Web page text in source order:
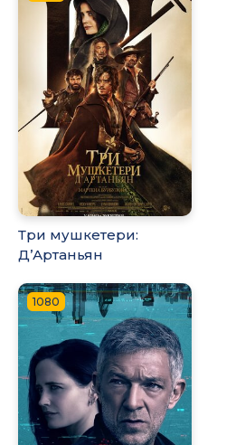
Три мушкетери:
Д’Артаньян
1080